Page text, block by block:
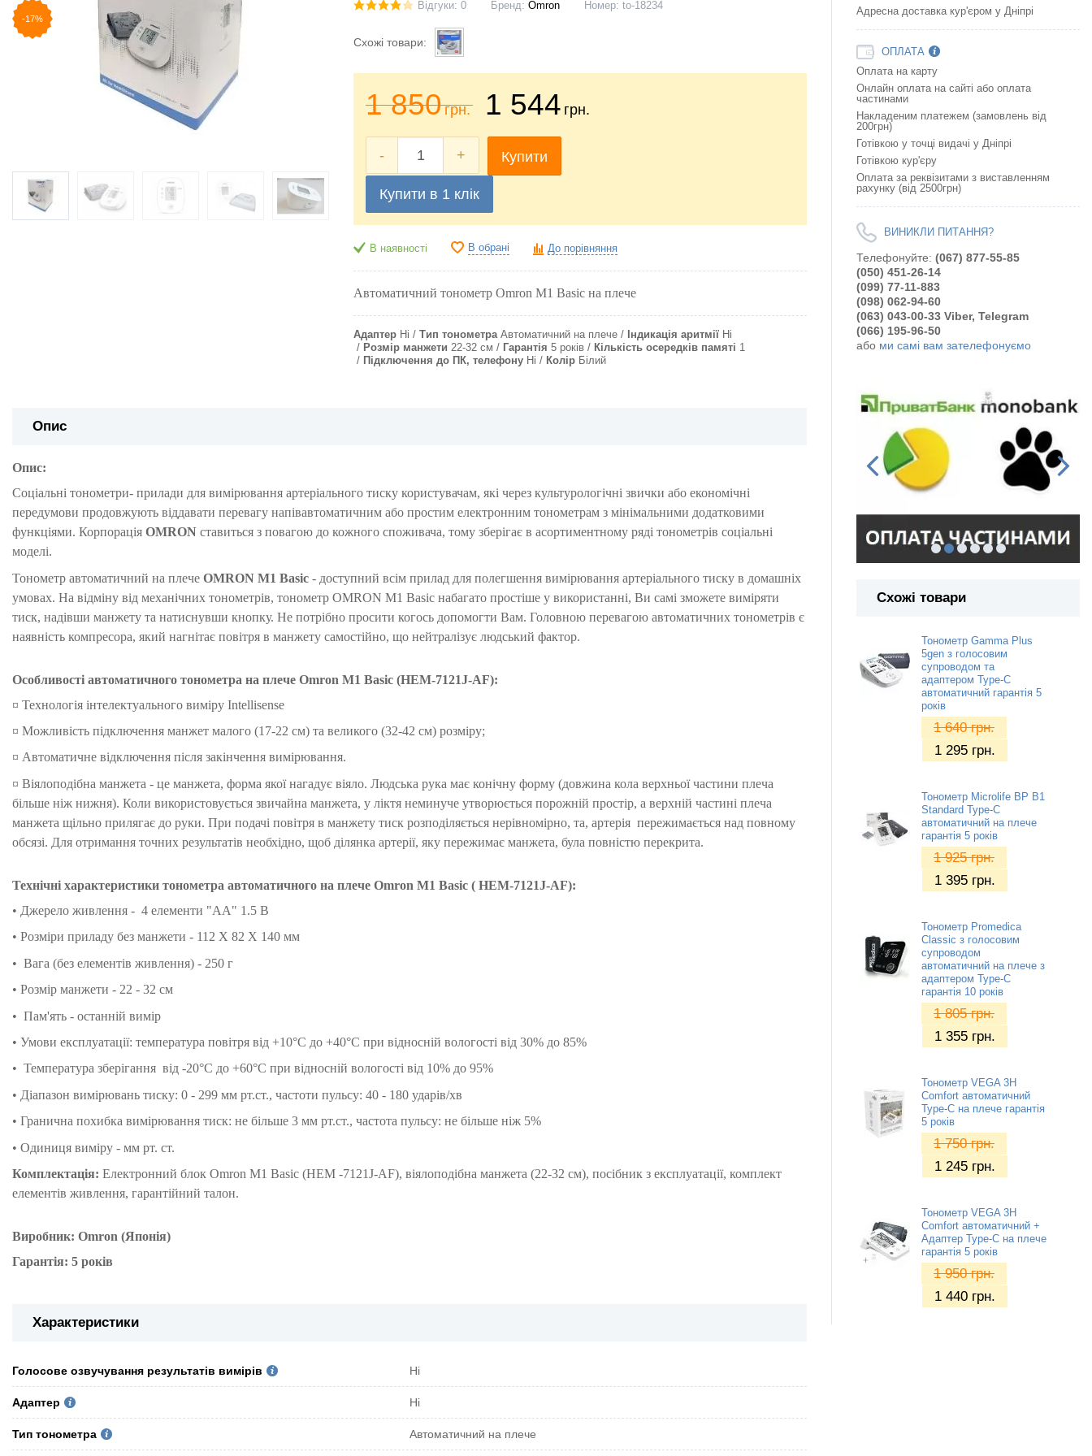
-17%
Відгуки: 0 Бренд: Omron Номер: to-18234
Схожі товари:
1 850грн. 1 544 грн.
- + Купити
Купити в 1 клік
В наявності В обрані До порівняння
Автоматичний тонометр Omron M1 Basic на плече
Адаптер Ні Тип тонометра Автоматичний на плече Індикація аритмії Ні
Розмір манжети 22-32 см Гарантія 5 років Кількість осередків памяті 1
Підключення до ПК, телефону Ні Колір Білий
Опис
Опис:
Соціальні тонометри- прилади для вимірювання артеріального тиску користувачам, які через культурологічні звички або економічні
передумови продовжують віддавати перевагу напівавтоматичним або простим електронним тонометрам з мінімальними додатковими
функціями. Корпорація OMRON ставиться з повагою до кожного споживача, тому зберігає в асортиментному ряді тонометрів соціальні
моделі.
Тонометр автоматичний на плече OMRON M1 Basic - доступний всім прилад для полегшення вимірювання артеріального тиску в домашніх
умовах. На відміну від механічних тонометрів, тонометр OMRON M1 Basic набагато простіше у використанні, Ви самі зможете виміряти
тиск, надівши манжету та натиснувши кнопку. Не потрібно просити когось допомогти Вам. Головною перевагою автоматичних тонометрів є
наявність компресора, який нагнітає повітря в манжету самостійно, що нейтралізує людський фактор.
Особливості автоматичного тонометра на плече Omron M1 Basic (HEM-7121J-AF):
¤ Технологія інтелектуального виміру Intellisense
¤ Можливість підключення манжет малого (17-22 см) та великого (32-42 см) розміру;
¤ Автоматичне відключення після закінчення вимірювання.
¤ Віялоподібна манжета - це манжета, форма якої нагадує віяло. Людська рука має конічну форму (довжина кола верхньої частини плеча
більше ніж нижня). Коли використовується звичайна манжета, у ліктя неминуче утворюється порожній простір, а верхній частині плеча
манжета щільно прилягає до руки. При подачі повітря в манжету тиск розподіляється нерівномірно, та, артерія пережимається над повному
обсязі. Для отримання точних результатів необхідно, щоб ділянка артерії, яку пережимає манжета, була повністю перекрита.
Технічні характеристики тонометра автоматичного на плече Omron M1 Basic ( HEM-7121J-AF):
• Джерело живлення - 4 елементи "AA" 1.5 В
• Розміри приладу без манжети - 112 X 82 X 140 мм
• Вага (без елементів живлення) - 250 г
• Розмір манжети - 22 - 32 см
• Пам'ять - останній вимір
• Умови експлуатації: температура повітря від +10°C до +40°C при відносній вологості від 30% до 85%
• Температура зберігання від -20°C до +60°C при відносній вологості від 10% до 95%
• Діапазон вимірювань тиску: 0 - 299 мм рт.ст., частоти пульсу: 40 - 180 ударів/хв
• Гранична похибка вимірювання тиск: не більше 3 мм рт.ст., частота пульсу: не більше ніж 5%
• Одиниця виміру - мм рт. ст.
Комплектація: Електронний блок Omron M1 Basic (HEM -7121J-AF), віялоподібна манжета (22-32 см), посібник з експлуатації, комплект
елементів живлення, гарантійний талон.
Виробник: Omron (Японія)
Гарантія: 5 років
Характеристики
Голосове озвучування результатів вимірів Ні
Адаптер Ні
Тип тонометра Автоматичний на плече
Адресна доставка кур'єром у Дніпрі
ОПЛАТА
Оплата на карту
Онлайн оплата на сайтi або оплата
частинами
Накладеним платежем (замовлень від
200грн)
Готівкою у точці видачі у Дніпрі
Готівкою кур'єру
Оплата за реквізитами з виставленням
рахунку (від 2500грн)
ВИНИКЛИ ПИТАННЯ?
Телефонуйте: (067) 877-55-85
(050) 451-26-14
(099) 77-11-883
(098) 062-94-60
(063) 043-00-33 Viber, Telegram
(066) 195-96-50
або ми самі вам зателефонуємо
Схожі товари
Тонометр Gamma Plus
5gen з голосовим
супроводом та
адаптером Type-C
автоматичний гарантія 5
років
1 640грн.
1 295 грн.
Тонометр Microlife BP B1
Standard Type-C
автоматичний на плече
гарантія 5 років
1 925грн.
1 395 грн.
Тонометр Promedica
Classic з голосовим
супроводом
автоматичний на плече з
адаптером Type-C
гарантія 10 років
1 805грн.
1 355 грн.
Тонометр VEGA 3H
Comfort автоматичний
Type-C на плече гарантія
5 років
1 750грн.
1 245 грн.
Тонометр VEGA 3H
Comfort автоматичний +
Адаптер Type-C на плече
гарантія 5 років
1 950грн.
1 440 грн.